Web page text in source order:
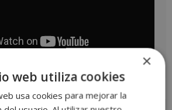
×
web utiliza cookies
usa cookies para mejorar la